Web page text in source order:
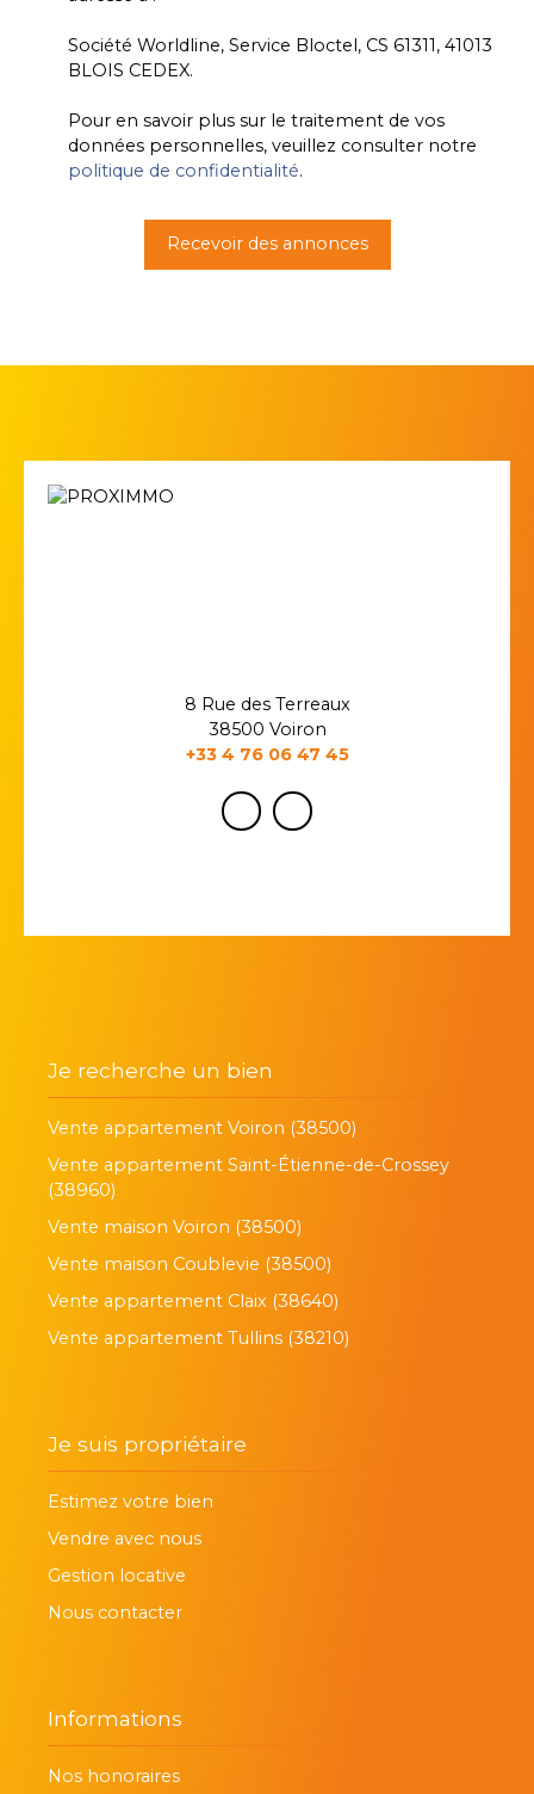
Société Worldline, Service Bloctel, CS 61311, 41013
BLOIS CEDEX.
Pour en savoir plus sur le traitement de vos
données personnelles, veuillez consulter notre
politique de confidentialité.
Recevoir des annonces
8 Rue des Terreaux
38500 Voiron
+33 4 76 06 47 45
Je recherche un bien
Vente appartement Voiron (38500)
Vente appartement Saint-Étienne-de-Crossey
(38960)
Vente maison Voiron (38500)
Vente maison Coublevie (38500)
Vente appartement Claix (38640)
Vente appartement Tullins (38210)
Je suis propriétaire
Estimez votre bien
Vendre avec nous
Gestion locative
Nous contacter
Informations
Nos honoraires